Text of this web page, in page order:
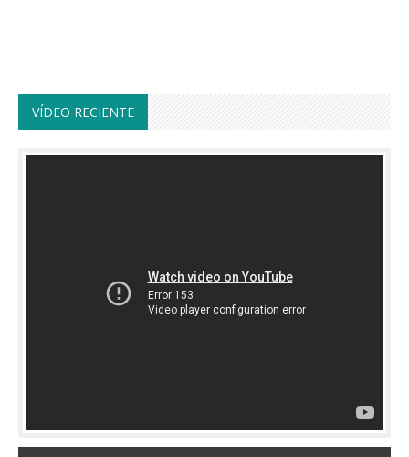
VÍDEO RECIENTE